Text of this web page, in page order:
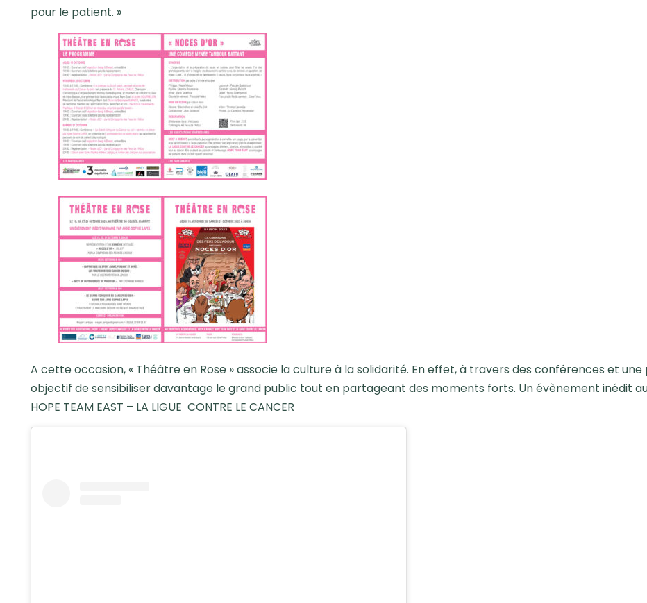
pour le patient. »
A cette occasion, « Théâtre en Rose » associe la culture à la solidarité. En effet, à travers des conférences et
objectif de sensibiliser davantage le grand public tout en partageant des moments forts. Un évènement inédit au
HOPE TEAM EAST – LA LIGUE CONTRE LE CANCER